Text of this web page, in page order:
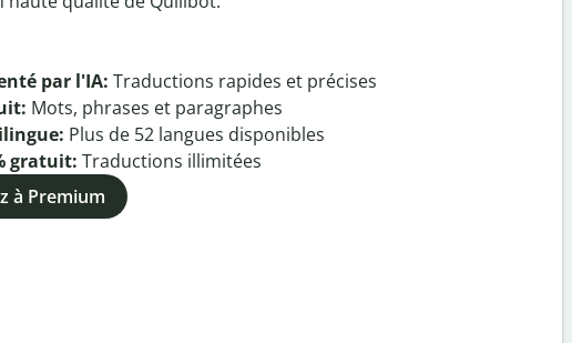
par l'IA: Traductions rapides et précises
Mots, phrases et paragraphes
Plus de 52 langues disponibles
gratuit: Traductions illimitées
à Premium